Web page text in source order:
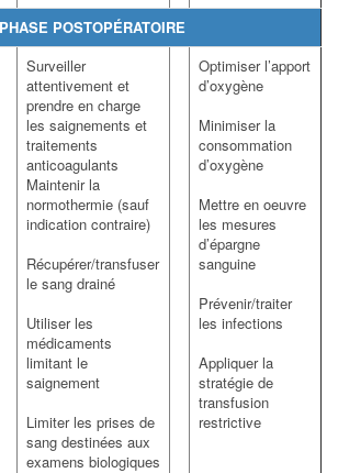
PHASE POSTOPÉRATOIRE
Surveiller
attentivement et
prendre en charge
les saignements et
traitements
anticoagulants
Maintenir la
normothermie (sauf
indication contraire)
Récupérer/transfuser
le sang drainé
Utiliser les
médicaments
limitant le
saignement
Limiter les prises de
sang destinées aux
examens biologiques
Optimiser l’apport
d’oxygène
Minimiser la
consommation
d’oxygène
Mettre en oeuvre
les mesures
d’épargne
sanguine
Prévenir/traiter
les infections
Appliquer la
stratégie de
transfusion
restrictive